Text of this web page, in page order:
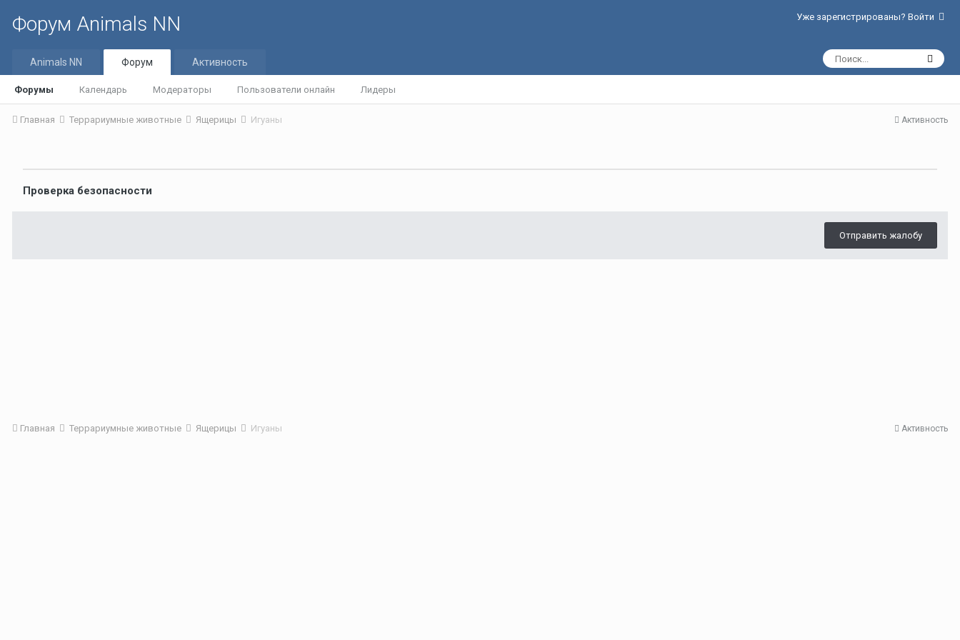
Форум Animals NN Уже зарегистрированы? Войти
Animals NN Форум
Форумы Календарь Модераторы Пользователи онлайн Лидеры
Активность
Активность
Главная Террариумные животные Ящерицы Игуаны
Проверка безопасности
Отправить жалобу
Активность
Главная Террариумные животные Ящерицы Игуаны